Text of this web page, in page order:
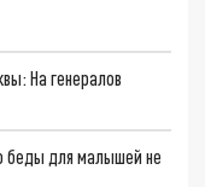
На генералов
беды для малышей не